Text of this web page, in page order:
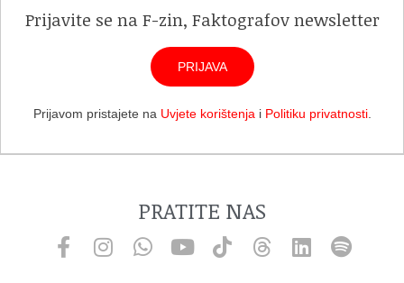
Prijavite se na F-zin, Faktografov newsletter
PRIJAVA
Prijavom pristajete na Uvjete korištenja i Politiku privatnosti.
PRATITE NAS